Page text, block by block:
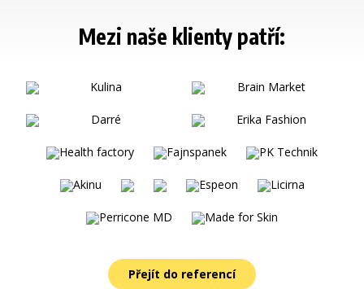
Mezi naše klienty patří:
Přejít do referencí